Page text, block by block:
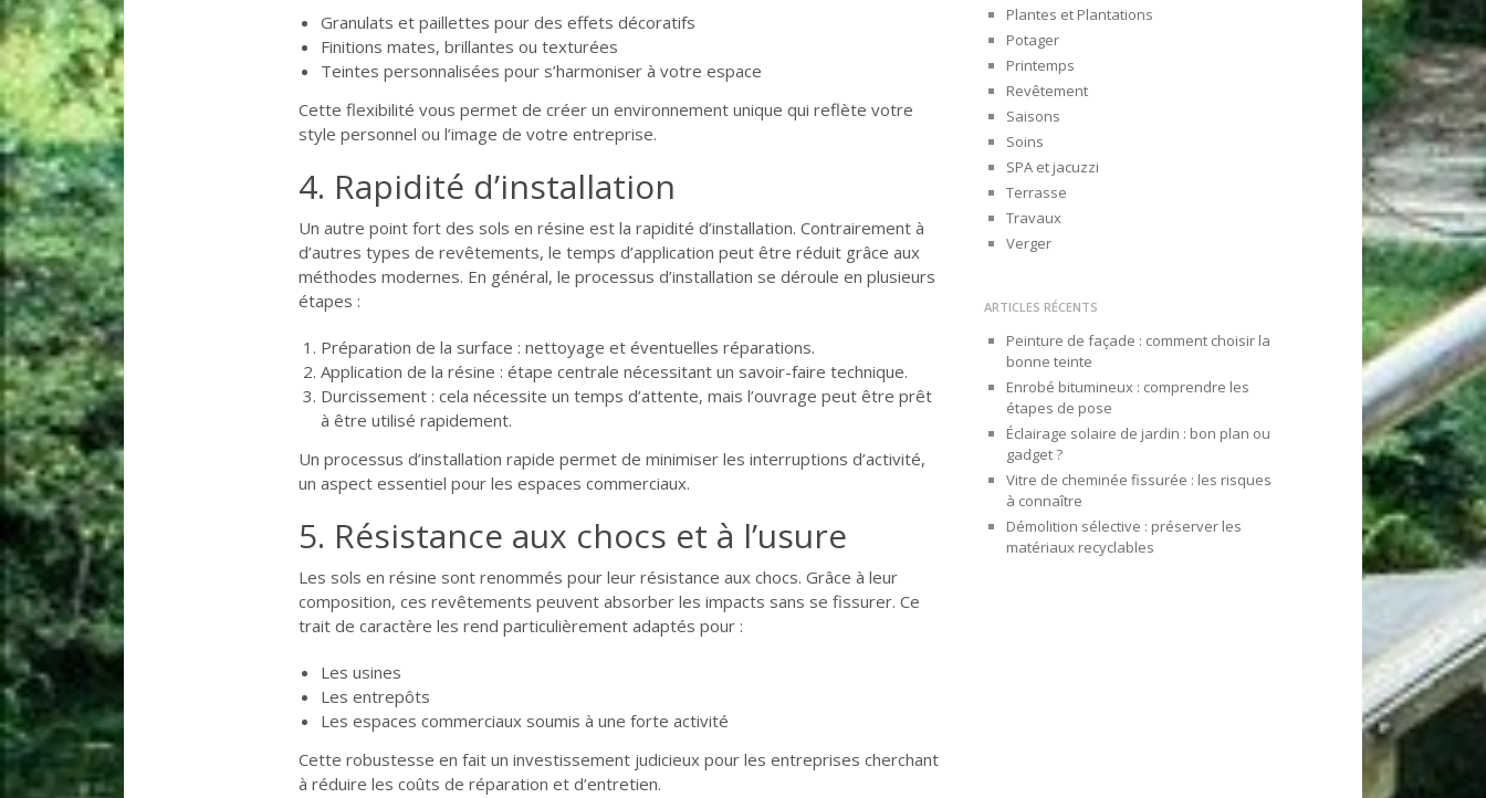
Granulats et paillettes pour des effets décoratifs
Finitions mates, brillantes ou texturées
Teintes personnalisées pour s’harmoniser à votre espace
Cette flexibilité vous permet de créer un environnement unique qui reflète votre
style personnel ou l’image de votre entreprise.
4. Rapidité d’installation
Un autre point fort des sols en résine est la rapidité d’installation. Contrairement à
d’autres types de revêtements, le temps d’application peut être réduit grâce aux
méthodes modernes. En général, le processus d’installation se déroule en plusieurs
étapes :
Préparation de la surface : nettoyage et éventuelles réparations.
Application de la résine : étape centrale nécessitant un savoir-faire technique.
Durcissement : cela nécessite un temps d’attente, mais l’ouvrage peut être prêt
à être utilisé rapidement.
Un processus d’installation rapide permet de minimiser les interruptions d’activité,
un aspect essentiel pour les espaces commerciaux.
5. Résistance aux chocs et à l’usure
Les sols en résine sont renommés pour leur résistance aux chocs. Grâce à leur
composition, ces revêtements peuvent absorber les impacts sans se fissurer. Ce
trait de caractère les rend particulièrement adaptés pour :
Les usines
Les entrepôts
Les espaces commerciaux soumis à une forte activité
Cette robustesse en fait un investissement judicieux pour les entreprises cherchant
à réduire les coûts de réparation et d’entretien.
Plantes et Plantations
Potager
Printemps
Revêtement
Saisons
Soins
SPA et jacuzzi
Terrasse
Travaux
Verger
ARTICLES RÉCENTS
Peinture de façade : comment choisir la
bonne teinte
Enrobé bitumineux : comprendre les
étapes de pose
Éclairage solaire de jardin : bon plan ou
gadget ?
Vitre de cheminée fissurée : les risques
à connaître
Démolition sélective : préserver les
matériaux recyclables